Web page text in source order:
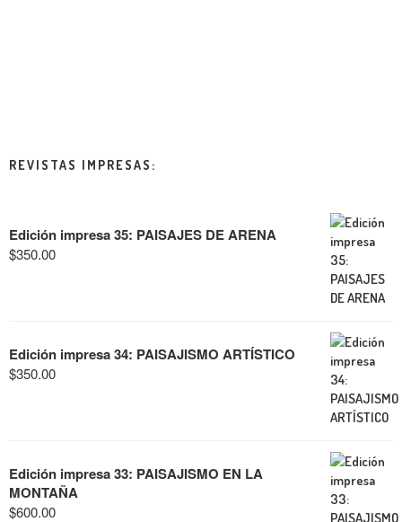
REVISTAS IMPRESAS:
Edición impresa 35: PAISAJES DE ARENA
$350.00
Edición impresa 34: PAISAJISMO ARTÍSTICO
$350.00
Edición impresa 33: PAISAJISMO EN LA
MONTAÑA
$600.00